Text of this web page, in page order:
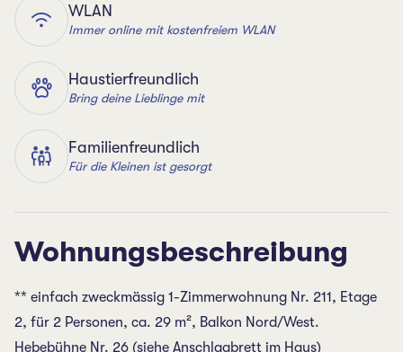
WLAN
Immer online mit kostenfreiem WLAN
Haustierfreundlich
Bring deine Lieblinge mit
Familienfreundlich
Für die Kleinen ist gesorgt
Wohnungsbeschreibung
** einfach zweckmässig 1-Zimmerwohnung Nr. 211, Etage
2, für 2 Personen, ca. 29 m², Balkon Nord/West.
Hebebühne Nr. 26 (siehe Anschlagbrett im Haus)